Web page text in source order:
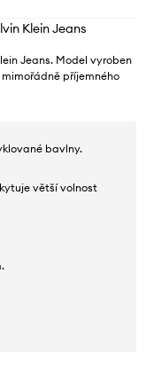
Klein Jeans
Jeans. Model vyroben
příjemného
bavlny.
větší volnost